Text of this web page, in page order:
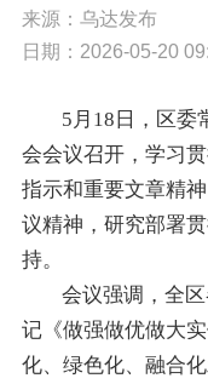
来源：乌达发布
日期：2026-05-20
5月18日，区委
会会议召开，学习
指示和重要文章精
议精神，研究部署
持。
会议强调，全
记《做强做优做大
化、绿色化、融合